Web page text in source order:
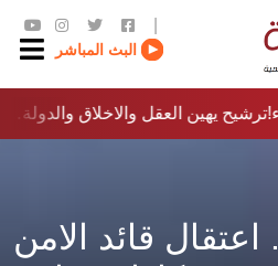
البث المباشر
ترشيح يهين العقل والاخلاق والدولة…؟!
اعتقال قائد الامن